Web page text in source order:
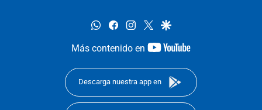
whatsappfacebookinstagram
twittergoogle
Más contenido en
youtube-
Descarga nuestra app en